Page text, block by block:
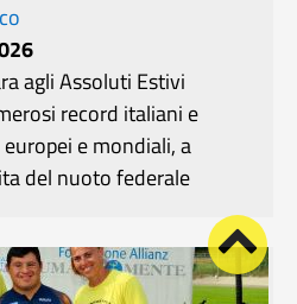
agli Assoluti Estivi
record italiani e
e mondiali, a
del nuoto federale